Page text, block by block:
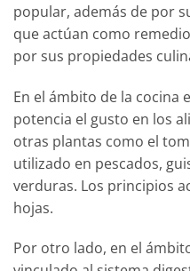
popular, además de por
que actúan como
por sus propiedades
En el ámbito de la cocina
potencia el gusto en los
otras plantas como el
utilizado en pescados,
verduras. Los principios
hojas.
Por otro lado, en el